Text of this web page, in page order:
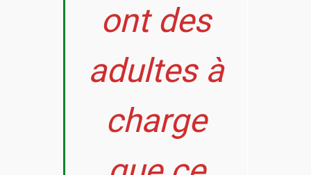
ont des
adultes à
charge